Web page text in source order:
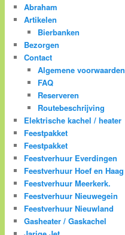
Abraham
Artikelen
Bierbanken
Bezorgen
Contact
Algemene voorwaarden
FAQ
Reserveren
Routebeschrijving
Elektrische kachel / heater
Feestpakket
Feestpakket
Feestverhuur Everdingen
Feestverhuur Hoef en Haag
Feestverhuur Meerkerk.
Feestverhuur Nieuwegein
Feestverhuur Nieuwland
Gasheater / Gaskachel